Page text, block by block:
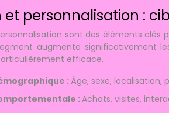
personnalisation :
sont des éléments
augmente significativement
efficace.
: Âge, sexe, localisation,
:Achats, visites,